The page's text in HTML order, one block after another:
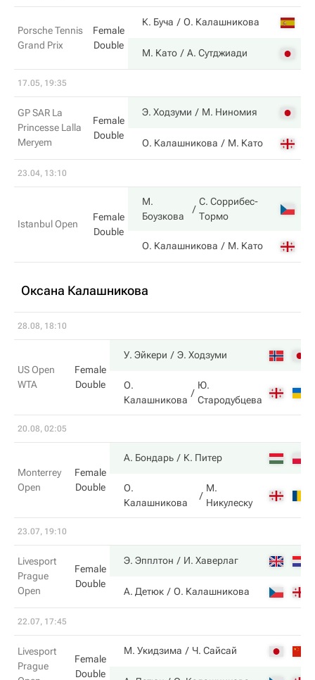
Porsche Tennis
Grand Prix
Female
Double
К. Буча О. Калашникова
М. Като А. Сутджиади
17.05, 19:35
GP SAR La
Princesse Lalla
Meryem
Female
Double
Э. Ходзуми М. Ниномия
О. Калашникова М. Като
23.04, 13:10
Istanbul Open
Female
Double
М.
Боузкова
С. Соррибес-
Тормо
О. Калашникова М. Като
Оксана Калашникова
28.08, 18:10
US Open
WTA
Female
Double
У. Эйкери Э. Ходзуми
О.
Калашникова
Ю.
Стародубцева
20.08, 02:05
Monterrey
Open
Female
Double
А. Бондарь К. Питер
О.
Калашникова
М.
Никулеску
23.07, 19:10
Livesport
Prague
Open
Female
Double
Э. Эпплтон И. Хаверлаг
А. Детюк О. Калашникова
22.07, 17:45
Livesport
Prague
Female
Double
М. Укидзима Ч. Сайсай